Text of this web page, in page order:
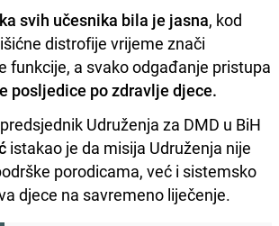
svih učesnika bila je jasna, kod
distrofije vrijeme znači
funkcije, a svako odgađanje pristupa
posljedice po zdravlje djece.
Udruženja za DMD u BiH
istakao je da misija Udruženja nije
porodicama, već i sistemsko
djece na savremeno liječenje.